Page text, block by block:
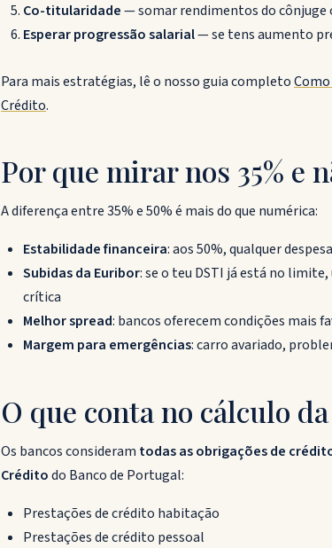
Co-titularidade— somar rendimentos do cônjuge
Esperar progressão salarial— se tens aumento
Para mais estratégias, lê o nosso guia completo
Crédito.
Por que mirar nos 35% e
A diferença entre 35% e 50% é mais do que numérica:
Estabilidade financeira: aos 50%, qualquer
Subidas da Euribor: se o teu DSTI já está no
crítica
Melhor spread: bancos oferecem condições mais
Margem para emergências: carro avariado,
O que conta no cálculo
Os bancos consideram todas as obrigações de
Créditodo Banco de Portugal:
Prestações de crédito habitação
Prestações de crédito pessoal